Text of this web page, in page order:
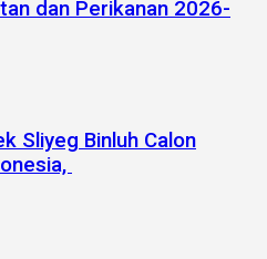
dan Perikanan 2026-
Sliyeg Binluh Calon